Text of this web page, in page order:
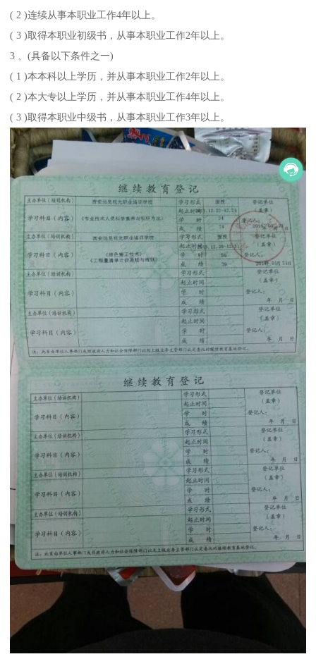
( 2 )连续从事本职业工作4年以上。
( 3 )取得本职业初级书，从事本职业工作2年以上。
3 、(具备以下条件之一)
( 1 )本本科以上学历，并从事本职业工作2年以上。
( 2 )本大专以上学历，并从事本职业工作4年以上。
( 3 )取得本职业中级书，从事本职业工作3年以上。